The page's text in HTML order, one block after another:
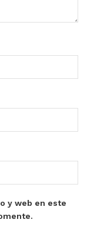
y web en este